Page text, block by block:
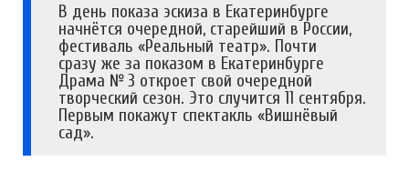
В день показа эскиза в Екатеринбурге
начнётся очередной, старейший в России,
фестиваль «Реальный театр». Почти
сразу же за показом в Екатеринбурге
Драма № 3 откроет свой очередной
творческий сезон. Это случится 11 сентября.
Первым покажут спектакль «Вишнёвый
сад».